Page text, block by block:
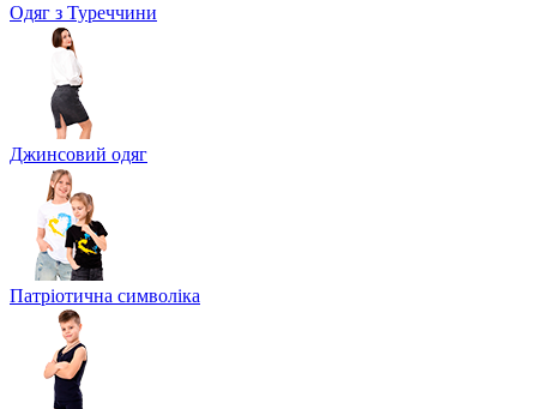
Одяг з Туреччини
Джинсовий одяг
Патріотична символіка